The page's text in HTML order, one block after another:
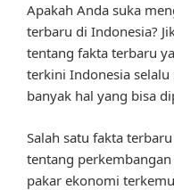
Apakah Anda suka
terbaru di Indonesia?
tentang fakta terbaru
terkini Indonesia
banyak hal yang bisa
Salah satu fakta
tentang
pakar ekonomi